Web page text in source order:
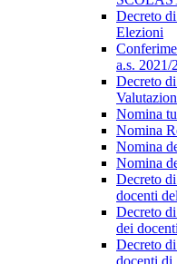
Decreto
Elezioni
a.s. 2021/
Decreto
Nomina
Nomina
Nomina
Nomina
Decreto
docenti
Decreto
dei
Decreto